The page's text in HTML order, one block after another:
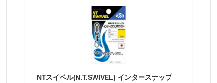
NTスイベル(N.T.SWIVEL) インタースナップ